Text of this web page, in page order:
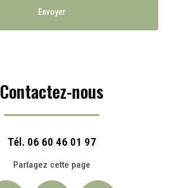
Contactez-nous
Tél. 06 60 46 01 97
Partagez cette page
Facebook